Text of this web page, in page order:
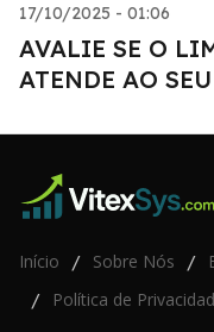
17/10/2025 - 01:06
AVALIE SE O
ATENDE AO
Início / Sobre Nós /
/ Política de